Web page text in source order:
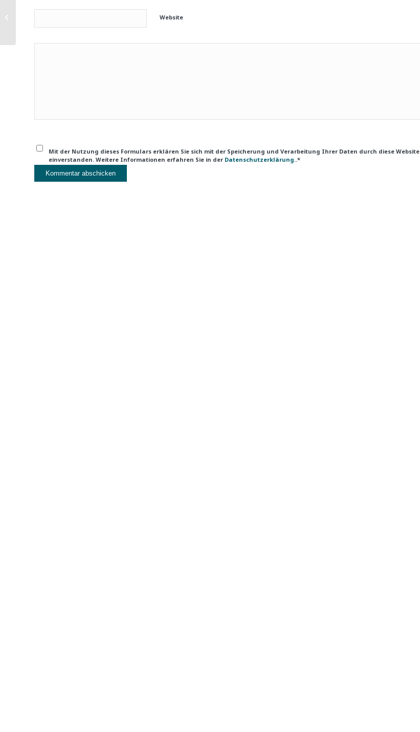
Website
Mit der Nutzung dieses Formulars erklären Sie sich mit der Speicherung und Verarbeitung Ihrer Daten durch diese Website
einverstanden. Weitere Informationen erfahren Sie in der Datenschutzerklärung..*
Hoffmanns